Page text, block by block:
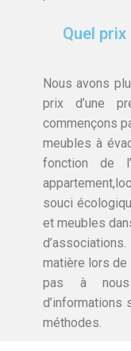
Quel
Nous avons
prix d’une
commençons
meubles à
fonction de
souci
et meubles
matière lors de
pas à
d’informations
méthodes.